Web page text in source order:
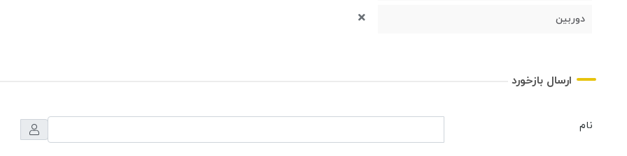
دوربین
ارسال بازخورد
نام